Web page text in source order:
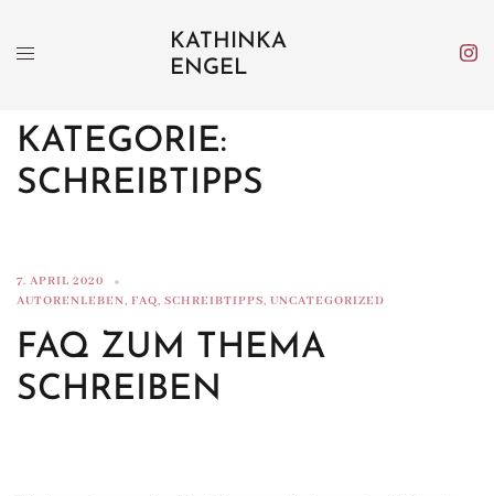
Inhalt
KATHINKA
ENGEL
KATEGORIE:
SCHREIBTIPPS
7. APRIL 2020
AUTORENLEBEN, FAQ, SCHREIBTIPPS, UNCATEGORIZED
FAQ ZUM THEMA
SCHREIBEN